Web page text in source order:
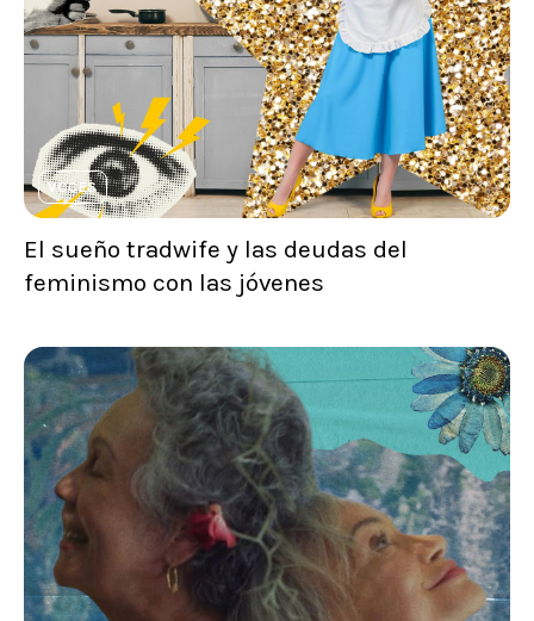
VOCES
El sueño tradwife y las deudas del
feminismo con las jóvenes